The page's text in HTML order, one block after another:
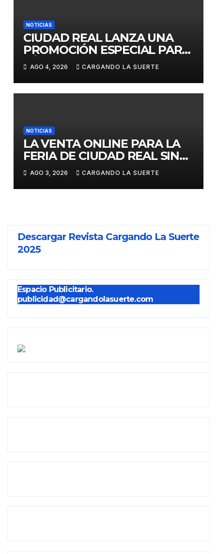
NOTICIAS
CIUDAD REAL LANZA UNA
PROMOCIÓN ESPECIAL PARA
JÓVENES MENORES DE 25
AÑOS EN LAS DOS GRANDES
CITAS DEL ABONO
AGO 4, 2026 CARGANDO LA SUERTE
NOTICIAS
LA VENTA ONLINE PARA LA
FERIA DE CIUDAD REAL SIN
GASTOS DE GESTION HASTA
EL DOMINGO
AGO 3, 2026 CARGANDO LA SUERTE
Descargar Revista Cargando La Suerte
2025
Espacio Publicitario.
publicidad@cargandolasuerte.com